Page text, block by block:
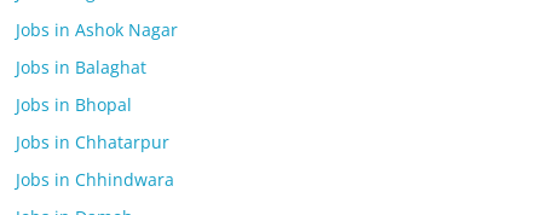
Jobs in Ashok Nagar
Jobs in Balaghat
Jobs in Bhopal
Jobs in Chhatarpur
Jobs in Chhindwara